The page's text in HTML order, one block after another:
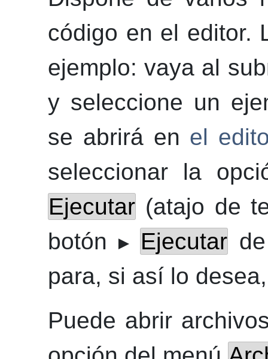
código en el editor.
ejemplo: vaya al
y seleccione un
se abrirá en el
seleccionar la
Ejecutar (atajo de
botón
Ejecutar
para, si así lo
Puede abrir